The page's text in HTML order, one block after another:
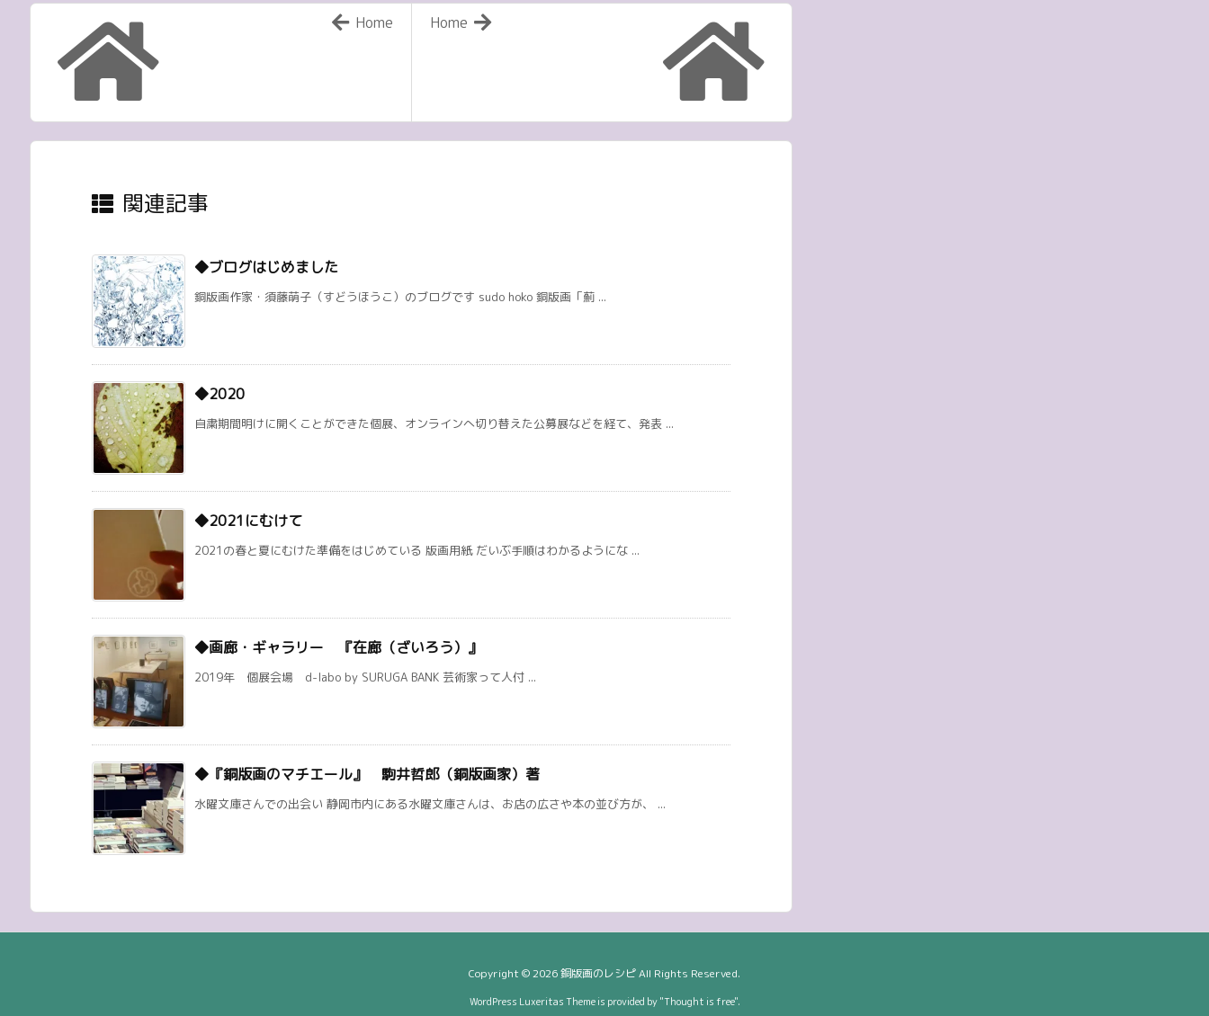
Home
Home
関連記事
◆ブログはじめました
銅版画作家・須藤萌子（すどうほうこ）のブログです sudo hoko 銅版画「薊 ...
◆2020
自粛期間明けに開くことができた個展、オンラインへ切り替えた公募展などを経て、発表 ...
◆2021にむけて
2021の春と夏にむけた準備をはじめている 版画用紙 だいぶ手順はわかるようにな ...
◆画廊・ギャラリー 『在廊（ざいろう）』
2019年 個展会場 d-labo by SURUGA BANK 芸術家って人付 ...
◆『銅版画のマチエール』 駒井哲郎（銅版画家）著
水曜文庫さんでの出会い 静岡市内にある水曜文庫さんは、お店の広さや本の並び方が、 ...
Copyright ©2026銅版画のレシピAll Rights Reserved.
WordPress Luxeritas Theme is provided by "Thought is free".